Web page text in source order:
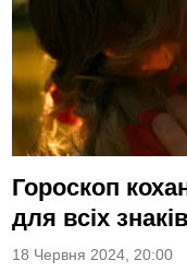
Гороскоп
для всіх
18 Червня 2024, 20:00